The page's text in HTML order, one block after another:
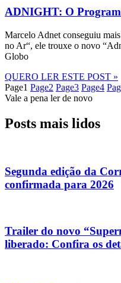
ADNIGHT: O
Marcelo Adnet conseguiu
no Ar“, ele trouxe o novo
Globo
QUERO LER ESTE POST »
Page1 Page2 Page3 Page4
Vale a pena ler de novo
Posts mais lidos
Segunda edição da
confirmada para 2026
Trailer do novo
liberado: Confira os